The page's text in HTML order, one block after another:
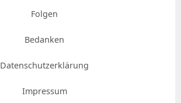
Folgen
Bedanken
Datenschutzerklärung
Impressum